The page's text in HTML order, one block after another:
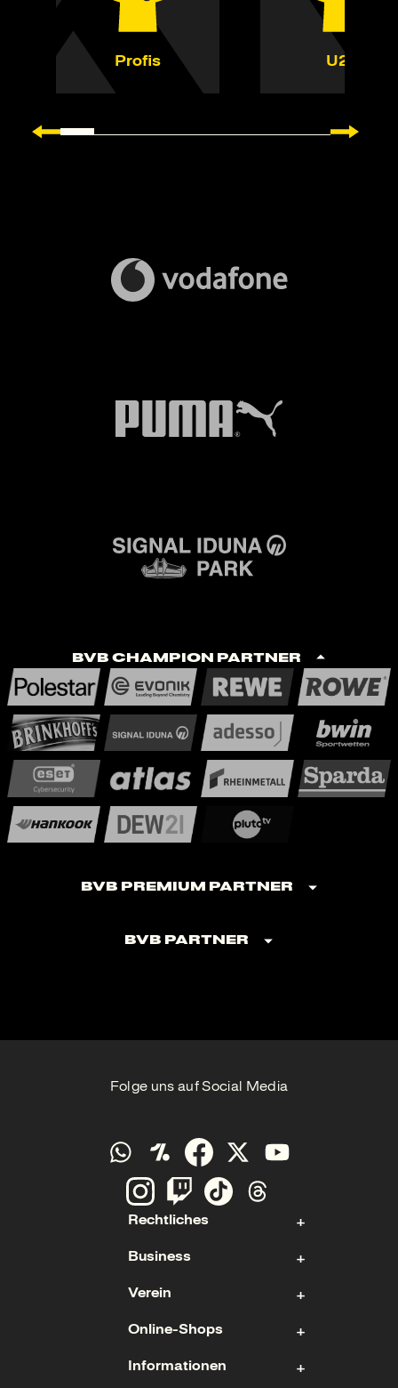
Profis U23
BVB Champion Partner
BVB Premium Partner
BVB Partner
Folge uns auf Social Media
Rechtliches
Kontakt
Impressum
Datenschutz
Cookies
Business
Aktie
Sponsoring & Hospitality
Geschäftsführung
Verein
Fan- und Förderabteilung
Mitgliedschaft
Online-Shops
Ticketshop
Informationen